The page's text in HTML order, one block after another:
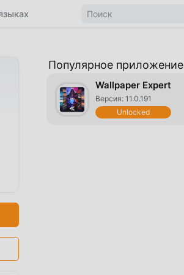
Популярное приложение
Wallpaper Expert
Версия: 11.0.191
Unlocked